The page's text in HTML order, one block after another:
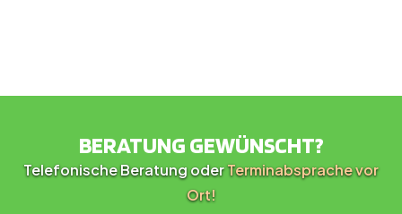
BERATUNG GEWÜNSCHT?
Telefonische Beratung oderTerminabsprache vor
Ort!